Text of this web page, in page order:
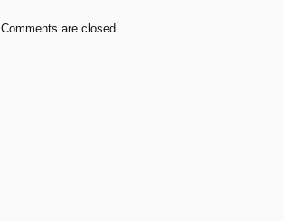
Comments are closed.